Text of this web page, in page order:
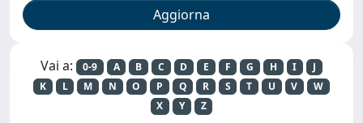
Vai a: 0-9 A B C D E F G H I
J
K
L M N O P Q R S T U V
W
X
Y Z